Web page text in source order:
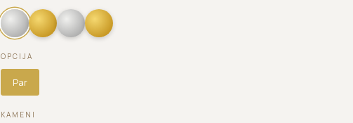
OPCIJA
Par
KAMENI